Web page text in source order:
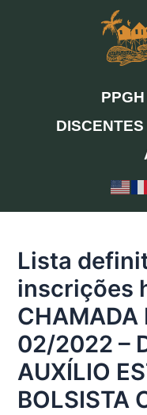
PPGH
DISCENTES
Lista
inscrições
CHAMADA
02/2022 –
AUXÍLIO
BOLSISTA